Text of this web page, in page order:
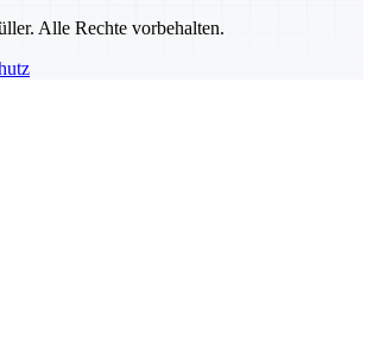
Alle Rechte vorbehalten.